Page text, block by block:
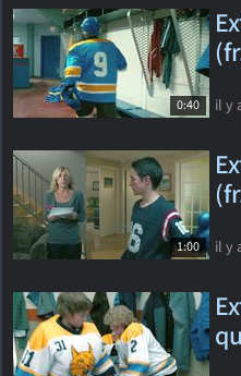
0:40 il y
1:00 il y